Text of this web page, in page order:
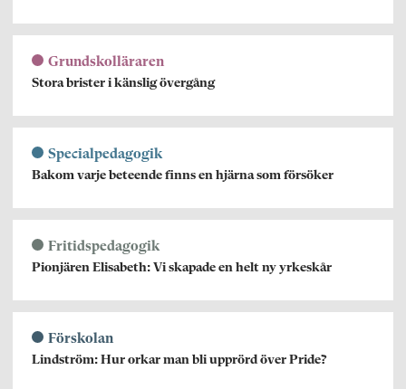
Grundskolläraren
Stora brister i känslig övergång
Specialpedagogik
Bakom varje beteende finns en hjärna som försöker
Fritidspedagogik
Pionjären Elisabeth: Vi skapade en helt ny yrkeskår
Förskolan
Lindström: Hur orkar man bli upprörd över Pride?